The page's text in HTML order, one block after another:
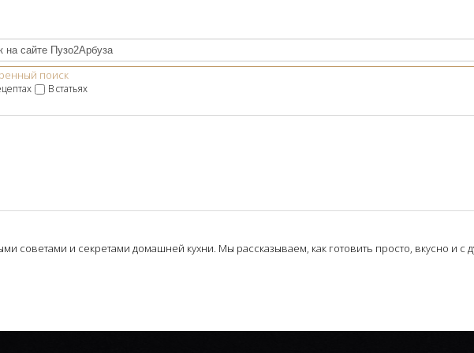
поиск
В статьях
советами и секретами домашней кухни. Мы рассказываем, как готовить просто, вкусно и